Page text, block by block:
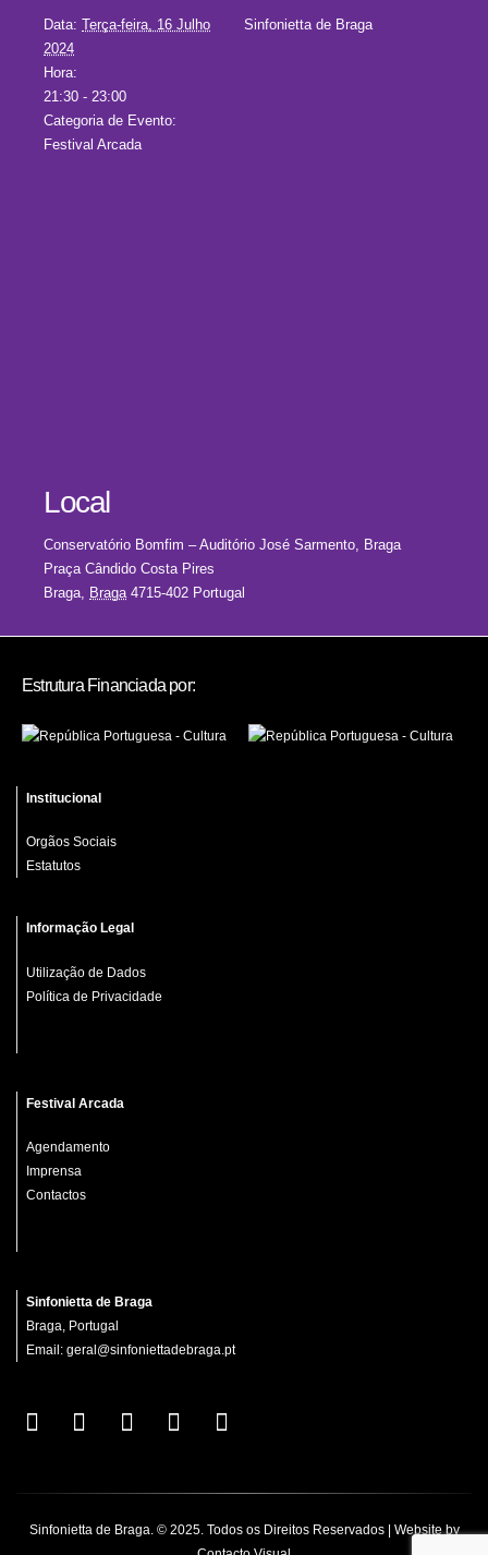
Data: Terça-feira, 16 Julho
2024
Hora:
21:30 - 23:00
Categoria de Evento:
Festival Arcada
Sinfonietta de Braga
Local
Conservatório Bomfim – Auditório José Sarmento, Braga
Praça Cândido Costa Pires
Braga, Braga 4715-402 Portugal
Estrutura Financiada por:
Institucional
Orgãos Sociais
Estatutos
Informação Legal
Utilização de Dados
Política de Privacidade
Festival Arcada
Agendamento
Imprensa
Contactos
Sinfonietta de Braga
Braga, Portugal
Email: geral@sinfoniettadebraga.pt
Sinfonietta de Braga. © 2025. Todos os Direitos Reservados | Website by